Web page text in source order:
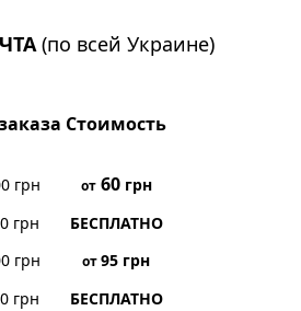
(по всей Украине)
Стоимость
грн от60грн
грн
БЕСПЛАТНО
грн от95 грн
грн
БЕСПЛАТНО